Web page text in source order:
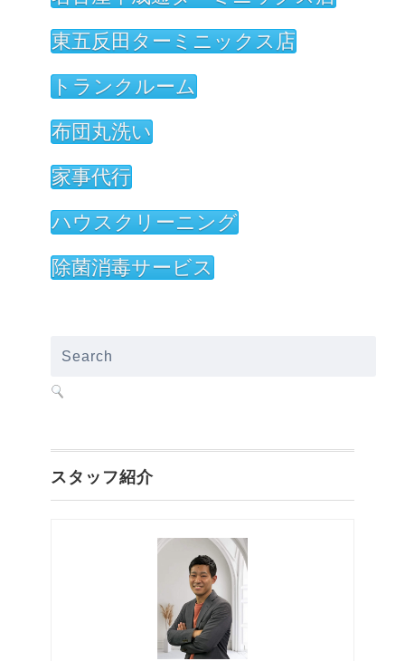
東五反田ターミニックス店
トランクルーム
布団丸洗い
家事代行
ハウスクリーニング
除菌消毒サービス
スタッフ紹介